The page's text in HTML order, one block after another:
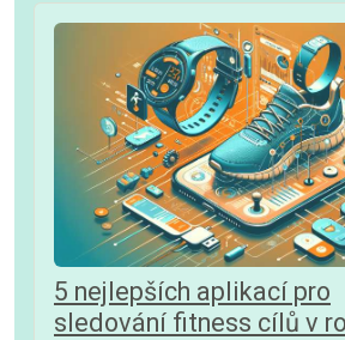
5 nejlepších aplikací pro
sledování fitness cílů v